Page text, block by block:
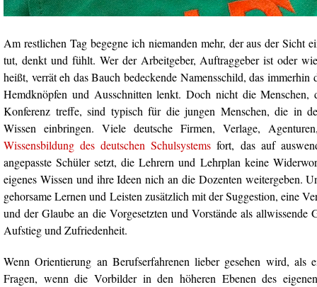
Am restlichen Tag begegne ich niemanden mehr, der aus der Sicht
tut, denkt und fühlt. Wer der Arbeitgeber, Auftraggeber ist oder
heißt, verrät eh das Bauch bedeckende Namensschild, das
Hemdknöpfen und Ausschnitten lenkt. Doch nicht die
Konferenz treffe, sind typisch für die jungen Menschen, die in
Wissen einbringen. Viele deutsche Firmen, Verlage,
Wissensbildung des deutschen Schulsystems fort, das auf
angepasste Schüler setzt, die Lehrern und Lehrplan keine
eigenes Wissen und ihre Ideen nich an die Dozenten weitergeben.
gehorsame Lernen und Leisten zusätzlich mit der Suggestion, eine
und der Glaube an die Vorgesetzten und Vorstände als allwissende
Aufstieg und Zufriedenheit.
Wenn Orientierung an Berufserfahrenen lieber gesehen wird, als
Fragen, wenn die Vorbilder in den höheren Ebenen des